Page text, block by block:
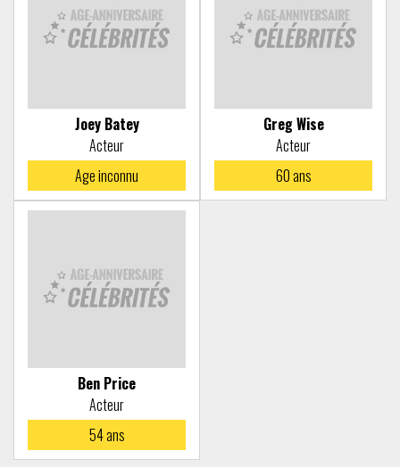
Joey Batey
Acteur
Ageinconnu
Greg Wise
Acteur
60ans
Ben Price
Acteur
54ans